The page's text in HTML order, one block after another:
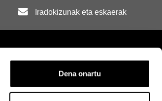
Dena onartu
Iradokizunak eta eskaerak
Laguntza Kontaktua